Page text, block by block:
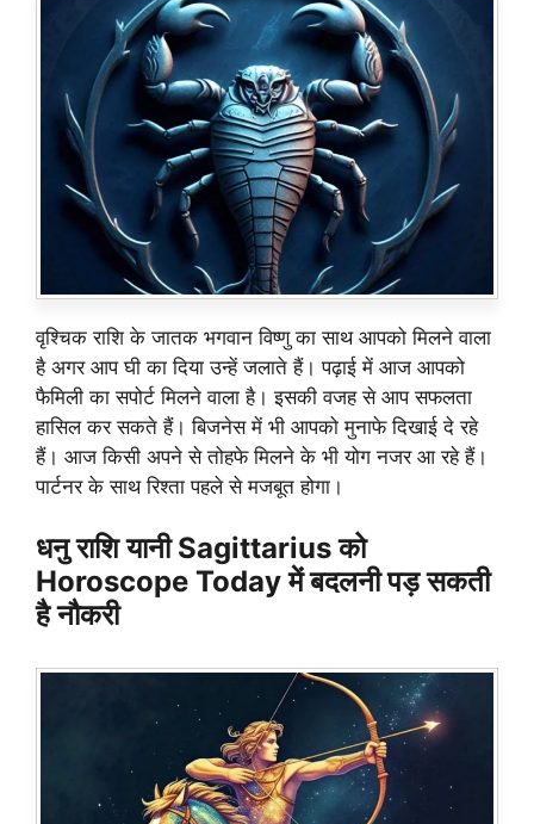
वृश्चिक राशि के जातक भगवान विष्णु का साथ आपको मिलने वाला
है अगर आप घी का दिया उन्हें जलाते हैं। पढ़ाई में आज आपको
फैमिली का सपोर्ट मिलने वाला है। इसकी वजह से आप सफलता
हासिल कर सकते हैं। बिजनेस में भी आपको मुनाफे दिखाई दे रहे
हैं। आज किसी अपने से तोहफे मिलने के भी योग नजर आ रहे हैं।
पार्टनर के साथ रिश्ता पहले से मजबूत होगा।
धनु राशि यानी Sagittarius को
Horoscope Today में बदलनी पड़ सकती
है नौकरी